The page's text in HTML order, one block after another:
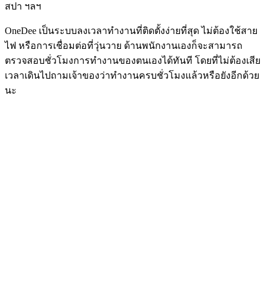
สปา ฯลฯ
OneDee เป็นระบบลงเวลาทำงานที่ติดตั้งง่ายที่สุด ไม่ต้องใช้สาย
ไฟ หรือการเชื่อมต่อที่วุ่นวาย ด้านพนักงานเองก็จะสามารถ
ตรวจสอบชั่วโมงการทำงานของตนเองได้ทันที โดยที่ไม่ต้องเสีย
เวลาเดินไปถามเจ้าของว่าทำงานครบชั่วโมงแล้วหรือยังอีกด้วย
นะ